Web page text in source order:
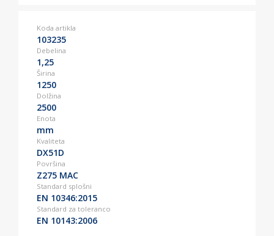
Koda artikla
103235
Debelina
1,25
Širina
1250
Dolžina
2500
Enota
mm
Kvaliteta
DX51D
Površina
Z275 MAC
Standard splošni
EN 10346:2015
Standard za toleranco
EN 10143:2006